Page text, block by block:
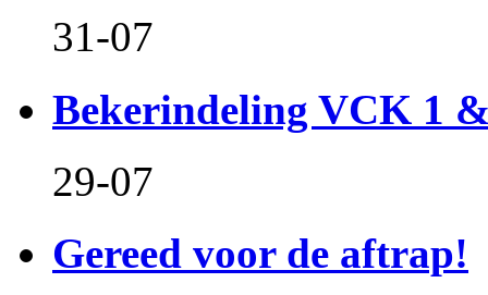
31-07
Bekerindeling VCK 1
29-07
Gereed voor de aftrap!